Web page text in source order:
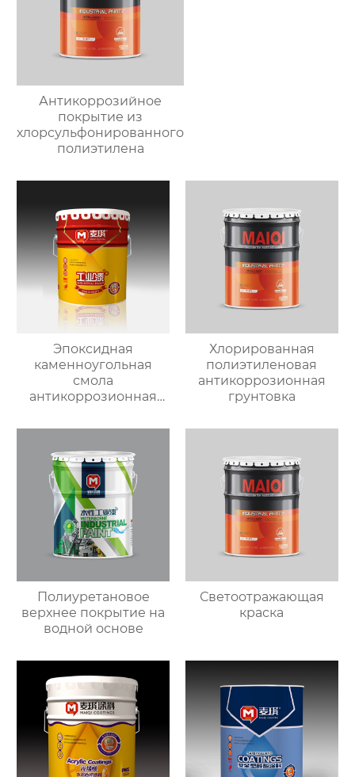
Антикоррозийное
покрытие из
хлорсульфонированного
полиэтилена
Эпоксидная
каменноугольная
смола
антикоррозионная
Хлорированная
полиэтиленовая
антикоррозионная
грунтовка
Полиуретановое
верхнее покрытие на
водной основе
Светоотражающая
краска